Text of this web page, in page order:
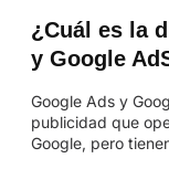
¿Cuál es la
y Google
Google Ads y
publicidad que
Google, pero